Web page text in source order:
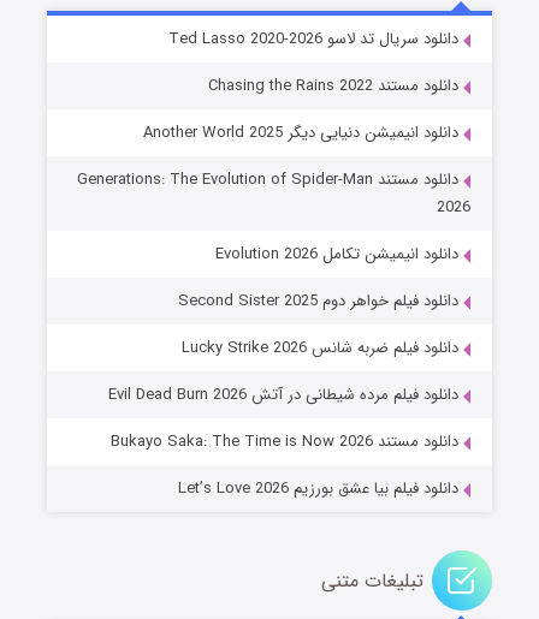
خاندان اژدها فصل ۳
جادوگری در مغولستان
دانلود سریال تد لاسو Ted Lasso 2020-2026
دانلود مستند Chasing the Rains 2022
دانلود انیمیشن دنیایی دیگر Another World 2025
دانلود مستند Generations: The Evolution of Spider-Man
2026
دانلود انیمیشن تکامل Evolution 2026
دانلود فیلم خواهر دوم Second Sister 2025
دانلود فیلم ضربه شانس Lucky Strike 2026
دانلود فیلم مرده شیطانی در آتش Evil Dead Burn 2026
دانلود مستند Bukayo Saka: The Time is Now 2026
دانلود فیلم بیا عشق بورزیم Let’s Love 2026
تبلیغات متنی